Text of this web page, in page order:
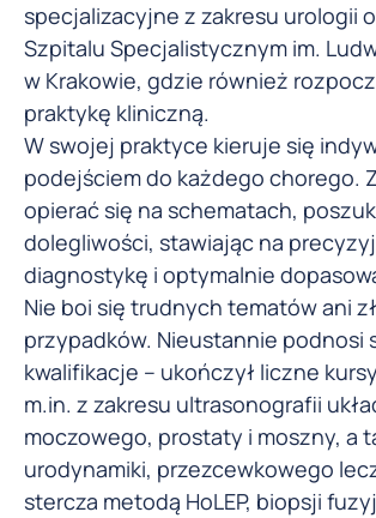
specjalizacyjne z zakresu urologii
Szpitalu Specjalistycznym im.
w Krakowie, gdzie również
praktykę kliniczną.
W swojej praktyce kieruje się
podejściem do każdego chorego.
opierać się na schematach,
dolegliwości, stawiając na
diagnostykę i optymalnie
Nie boi się trudnych tematów ani
przypadków. Nieustannie podnosi
kwalifikacje – ukończył liczne
m.in. z zakresu ultrasonografii
moczowego, prostaty i moszny, a
urodynamiki, przezcewkowego
stercza metodą HoLEP, biopsji